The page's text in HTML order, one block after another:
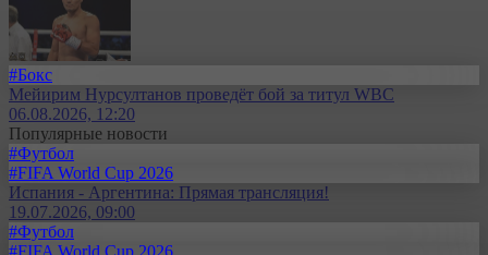
#Бокс
Мейирим Нурсултанов проведёт бой за титул WBC
06.08.2026, 12:20
Популярные новости
#Футбол
#FIFA World Cup 2026
Испания - Аргентина: Прямая трансляция!
19.07.2026, 09:00
#Футбол